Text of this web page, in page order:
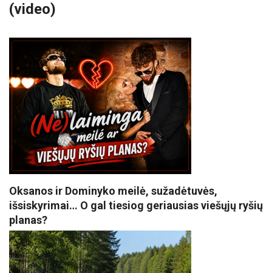
(video)
Oksanos ir Dominyko meilė, sužadėtuvės,
išsiskyrimai… O gal tiesiog geriausias viešųjų ryšių
planas?